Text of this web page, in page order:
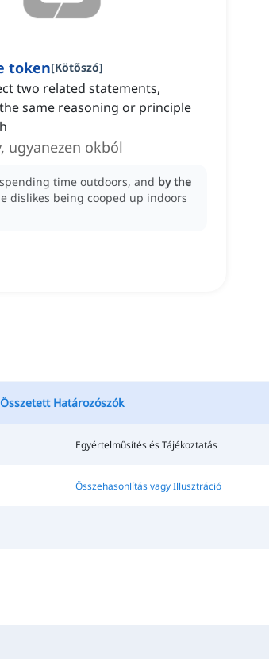
token[Kötőszó]
two related statements,
same reasoning or principle
ugyanúgy, ugyanezen okból
time outdoors, and by the
dislikes being cooped up indoors
Összetett Határozószók
Egyértelműsítés és Tájékoztatás
Összehasonlítás vagy Illusztráció